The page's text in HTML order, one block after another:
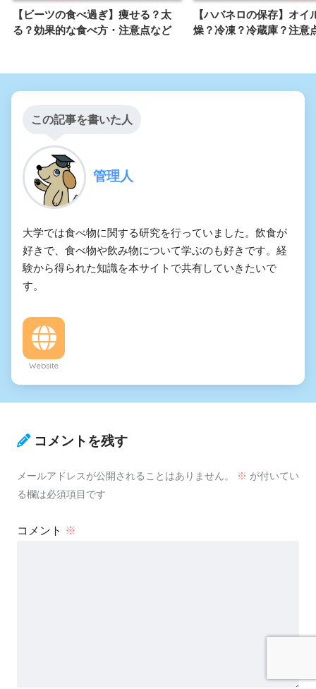
【ビーツの食べ過ぎ】痩せる？太
る？効果的な食べ方・注意点など
【ハバネロの保存】オイ
燥？冷凍？冷蔵庫？注意
この記事を書いた人
管理人
大学では食べ物に関する研究を行っていました。飲食が
好きで、食べ物や飲み物について学ぶのも好きです。経
験から得られた知識を本サイトで共有していきたいで
す。
Website
コメントを残す
メールアドレスが公開されることはありません。 ※ が付いてい
る欄は必須項目です
コメント ※